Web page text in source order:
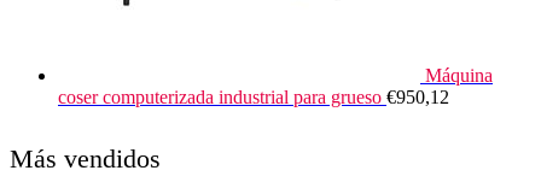
Máquina
coser computerizada industrial para grueso €950,12
Más vendidos